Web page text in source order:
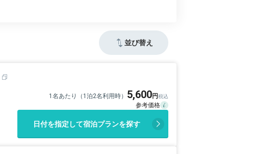
並び替え
1名あたり（1泊2名利用時） 5,600
日付を指定して宿泊プランを探す